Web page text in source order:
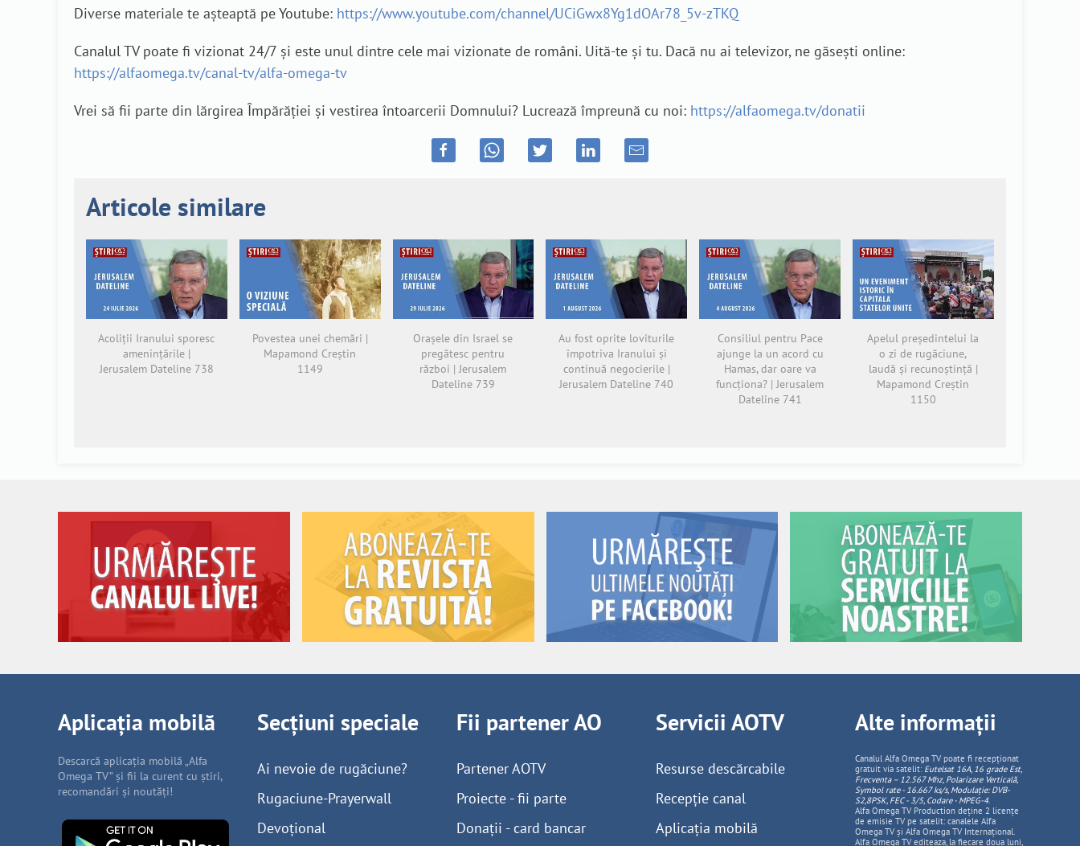
Diverse materiale te așteaptă pe Youtube: https://www.youtube.com/channel/UCiGwx8Yg1dOAr78_5v-zTKQ
Canalul TV poate fi vizionat 24/7 și este unul dintre cele mai vizionate de români. Uită-te și tu. Dacă nu ai televizor, ne găsești online:
https://alfaomega.tv/canal-tv/alfa-omega-tv
Vrei să fii parte din lărgirea Împărăției și vestirea întoarcerii Domnului? Lucrează împreună cu noi: https://alfaomega.tv/donatii
Articole similare
Acoliții Iranului sporesc
amenințările |
Jerusalem Dateline 738
Povestea unei chemări |
Mapamond Creștin
1149
Orașele din Israel se
pregătesc pentru
război | Jerusalem
Dateline 739
Au fost oprite loviturile
împotriva Iranului și
continuă negocierile |
Jerusalem Dateline 740
Consiliul pentru Pace
ajunge la un acord cu
Hamas, dar oare va
funcționa? | Jerusalem
Dateline 741
Apelul președintelui la
o zi de rugăciune,
laudă și recunoștință |
Mapamond Creștin
1150
Aplicația mobilă
Descarcă aplicația mobilă „Alfa
Omega TV” și fii la curent cu știri,
recomandări și noutăți!
Secțiuni speciale
Ai nevoie de rugăciune?
Rugaciune-Prayerwall
Devoțional
Fii partener AO
Partener AOTV
Proiecte - fii parte
Donații - card bancar
Servicii AOTV
Resurse descărcabile
Recepție canal
Aplicația mobilă
Alte informații
Canalul Alfa Omega TV poate fi recepționat
gratuit via satelit: Eutelsat 16A, 16 grade Est,
Frecventa – 12.567 Mhz, PolarizareVerticală,
Symbol rate - 16.667 ks/s, Modulație: DVB-
S2,8PSK, FEC - 3/5, Codare - MPEG-4.
Alfa Omega TV Production deține 2 licențe
de emisie TV pe satelit: canalele Alfa
Omega TV și Alfa Omega TV Internațional.
Alfa Omega TV editeaza, la fiecare doua luni,